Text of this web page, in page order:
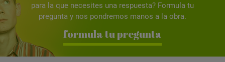
para la que necesites una respuesta? Formula tu
pregunta y nos pondremos manos a la obra.
formula tu pregunta